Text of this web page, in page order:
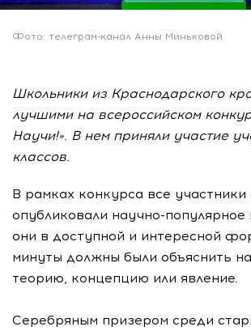
Фото: телеграм-канал Анны Миньковой
Школьники из Краснодарского
лучшими на всероссийском
Научи!». В нем приняли участие
классов.
В рамках конкурса все участники
опубликовали научно-популярное
они в доступной и интересной
минуты должны были объяснить
теорию, концепцию или явление.
Серебряным призером среди